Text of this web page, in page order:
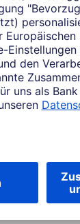
IR-
extrem
sehr
als ein
dürften